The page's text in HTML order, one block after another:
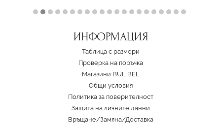
ИНФОРМАЦИЯ
Таблица с размери
Проверка на поръчка
Магазини BUL BEL
Oбщи условия
Политика за поверителност
Защита на личните данни
Връщане/Замяна/Доставка